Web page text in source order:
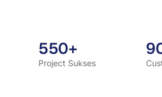
550+
Project Sukses